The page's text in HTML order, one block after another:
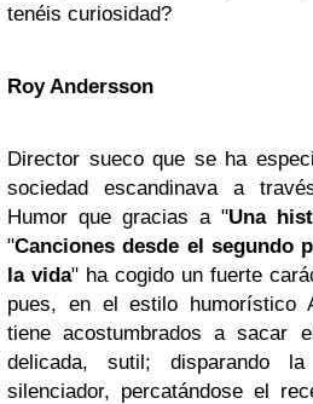
tenéis curiosidad?
Roy Andersson
Director sueco que se ha
sociedad escandinava a
Humor que gracias a "Una
"Canciones desde el segundo
la vida" ha cogido un fuerte
pues, en el estilo humorístico
tiene acostumbrados a sacar
delicada, sutil; disparando
silenciador, percatándose el